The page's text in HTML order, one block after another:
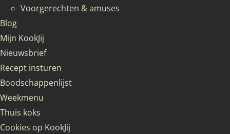
Voorgerechten & amuses
Blog
Mijn KookJij
Nieuwsbrief
Recept insturen
Boodschappenlijst
Weekmenu
Thuis koks
Cookies op KookJij